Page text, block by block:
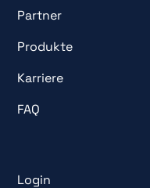
Partner
Produkte
Karriere
FAQ
Login